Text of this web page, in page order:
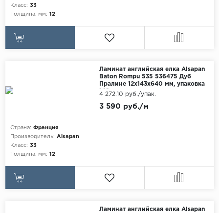
Kastamonu
Kronopol
Loc Floor
Maxwood
Класс: 33
Толщина, мм: 12
Ламинат английская елка Alsapan
Baton Rompu 535 536475 Дуб
Пралине 12x143x640 мм, упаковка
1.19 м
Страна: Франция
Производитель: Alsapan
Класс: 33
Толщина, мм: 12
3 590 руб./м
4 272.10 руб./упак.
Ламинат английская елка Alsapan